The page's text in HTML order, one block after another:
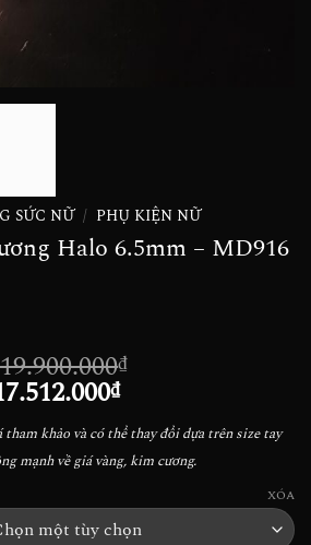
SỨC NỮ / PHỤ KIỆN NỮ
Halo 6.5mm – MD916
19.900.000₫
từ
13.500.000₫
đến
19.900.000₫
₫Khoảng
giá:
từ
12.690.000₫
đến
17.512.000₫
tham khảo và có thể thay đổi dựa trên size tay
mạnh về giá vàng, kim cương.
XÓA